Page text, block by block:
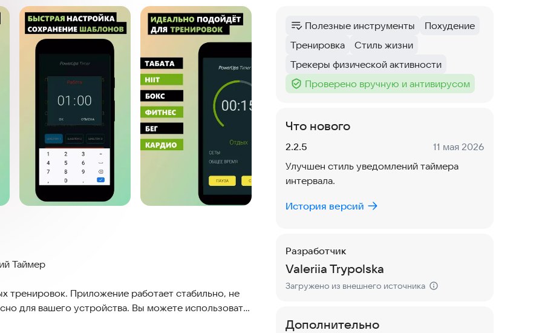
Таймер
тренировок. Приложение работает стабильно, не
для вашего устройства. Вы можете использовать
что гарантирует доступность занятий в зале,
Категория:
Полезные инструменты
Тег:
Похудение
Тег:
Тренировка
Тег:
Стиль жизни
Тег:
Трекеры физической активности
Тег :
Проверено вручную и антивирусом
Что нового
Версия:
2.2.5 Дата:
11 мая 2026
Улучшен стиль уведомлений таймера
интервала.
История версий
Разработчик
Valeriia Trypolska
Загружено из внешнего источника
Дополнительно